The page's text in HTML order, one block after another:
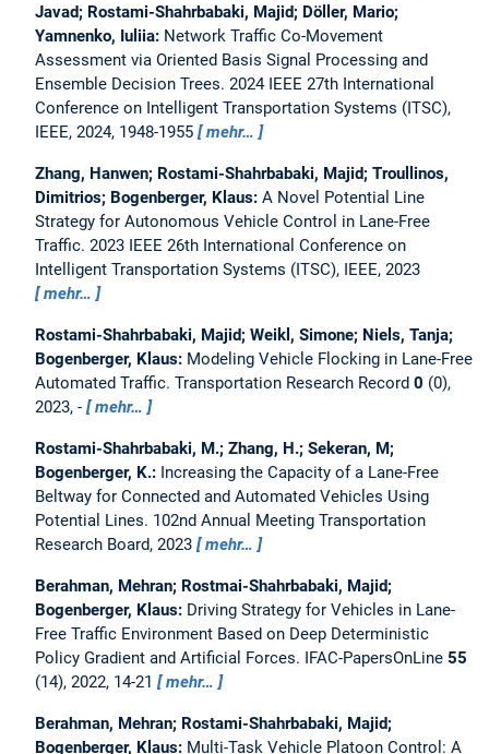
Javad; Rostami-Shahrbabaki, Majid; Döller, Mario;
Yamnenko, Iuliia: Network Traffic Co-Movement
Assessment via Oriented Basis Signal Processing and
Ensemble Decision Trees. 2024 IEEE 27th International
Conference on Intelligent Transportation Systems (ITSC),
IEEE, 2024, 1948-1955
mehr…
Zhang, Hanwen; Rostami-Shahrbabaki, Majid; Troullinos,
Dimitrios; Bogenberger, Klaus: A Novel Potential Line
Strategy for Autonomous Vehicle Control in Lane-Free
Traffic. 2023 IEEE 26th International Conference on
Intelligent Transportation Systems (ITSC), IEEE, 2023
mehr…
Rostami-Shahrbabaki, Majid; Weikl, Simone; Niels, Tanja;
Bogenberger, Klaus: Modeling Vehicle Flocking in Lane-Free
Automated Traffic. Transportation Research Record 0 (0),
2023, -
mehr…
Rostami-Shahrbabaki, M.; Zhang, H.; Sekeran, M;
Bogenberger, K.: Increasing the Capacity of a Lane-Free
Beltway for Connected and Automated Vehicles Using
Potential Lines. 102nd Annual Meeting Transportation
Research Board, 2023
mehr…
Berahman, Mehran; Rostmai-Shahrbabaki, Majid;
Bogenberger, Klaus: Driving Strategy for Vehicles in Lane-
Free Traffic Environment Based on Deep Deterministic
Policy Gradient and Artificial Forces. IFAC-PapersOnLine 55
(14), 2022, 14-21
mehr…
Berahman, Mehran; Rostami-Shahrbabaki, Majid;
Bogenberger, Klaus: Multi-Task Vehicle Platoon Control: A